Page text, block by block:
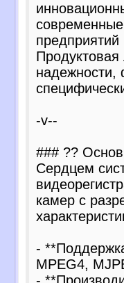
предприятий
надежности,
-v--
### ??
Сердцем
камер с
-
MPEG4,